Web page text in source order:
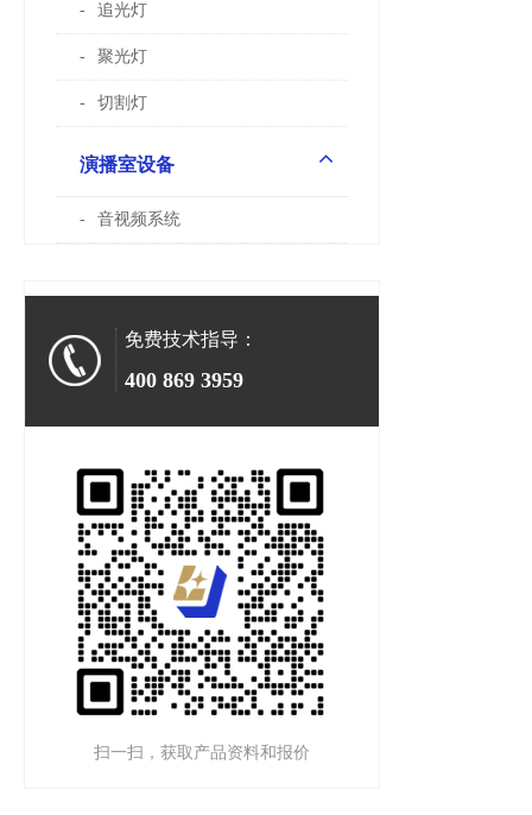
追光灯
聚光灯
切割灯
演播室设备
音视频系统
免费技术指导：
400 869 3959
扫一扫，获取产品资料和报价